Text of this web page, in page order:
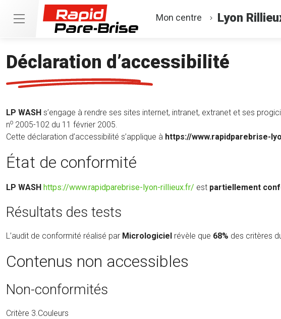
Mon centre Lyon
Déclaration d’accessibilité
LP WASH s’engage à rendre ses sites internet, intranet, extranet et ses
no 2005-102 du 11 février 2005.
Cette déclaration d’accessibilité s’applique à https://www.rapidparebrise-
État de conformité
LP WASH https://www.rapidparebrise-lyon-rillieux.fr/ (nouvelle
est partiellement
Résultats des tests
L’audit de conformité réalisé par Micrologiciel révèle que 68% des critères
Contenus non accessibles
Non-conformités
Critère 3.Couleurs